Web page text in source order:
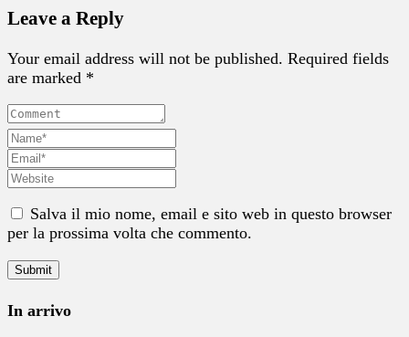
Leave a Reply
Your email address will not be published. Required fields
are marked *
Salva il mio nome, email e sito web in questo browser
per la prossima volta che commento.
In arrivo